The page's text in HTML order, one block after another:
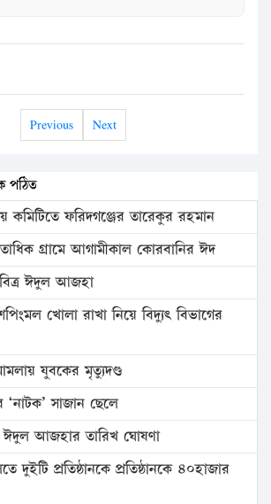
Previous Next
পঠিত
কমিটিতে ফরিদগঞ্জের তারেকুর রহমান
গ্রামে আগামীকাল কোরবানির ঈদ
ঈদুল আজহা
খোলা রাখা নিয়ে বিদ্যুৎ বিভাগের
যুবকের মৃত্যুদণ্ড
সাজান ছেলে
আজহার তারিখ ঘোষণা
দুইটি প্রতিষ্ঠানকে প্রতিষ্ঠানকে ৪০হাজার